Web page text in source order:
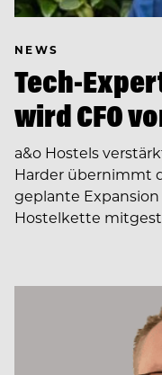
NEWS
Tech-
wird CFO
a&o Hostels
Harder übernimmt
geplante
Hostelkette